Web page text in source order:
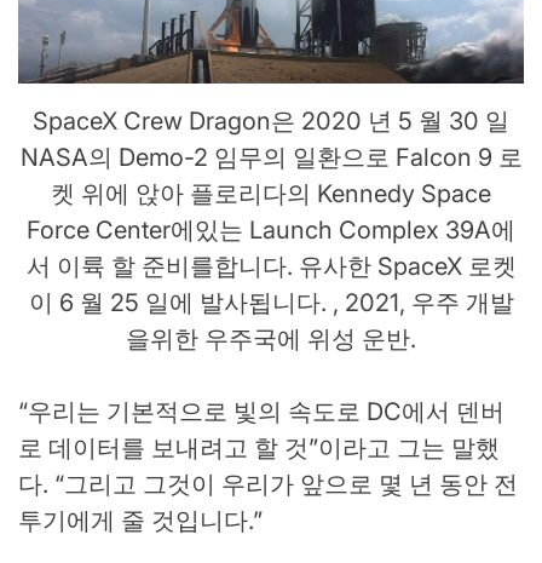
SpaceX Crew Dragon은 2020 년 5 월 30 일
NASA의 Demo-2 임무의 일환으로 Falcon 9 로
켓 위에 앉아 플로리다의 Kennedy Space
Force Center에있는 Launch Complex 39A에
서 이륙 할 준비를합니다. 유사한 SpaceX 로켓
이 6 월 25 일에 발사됩니다. , 2021, 우주 개발
을위한 우주국에 위성 운반.
“우리는 기본적으로 빛의 속도로 DC에서 덴버
로 데이터를 보내려고 할 것”이라고 그는 말했
다. “그리고 그것이 우리가 앞으로 몇 년 동안 전
투기에게 줄 것입니다.”